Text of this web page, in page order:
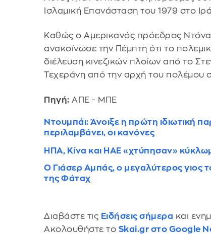
Ισλαμική Επανάσταση του 1979 στο
Καθώς ο Αμερικανός πρόεδρος
ανακοίνωσε την Πέμπτη ότι το
διέλευση κινεζικών πλοίων από το
Τεχεράνη από την αρχή του πολέμου
Πηγή: ΑΠΕ - ΜΠΕ
Ντουμπάι: Άνοιξε η πρώτη ιδιωτική
περιλαμβάνει, οι κανόνες
ΗΠΑ, Κίνα και ΗΑΕ «χτύπησαν»
Ο Γιάσερ Αμπάς, ο μεγαλύτερος γιος
της Φάταχ
Διαβάστε τις Ειδήσεις σήμερα και
Ακολουθήστε το Skai.gr στο Google